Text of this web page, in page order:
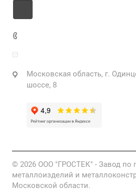
Московская область, г.
шоссе, 8
© 2026 ООО "ГРОСТЕК" - Завод по
металлоизделий и
Московской области.